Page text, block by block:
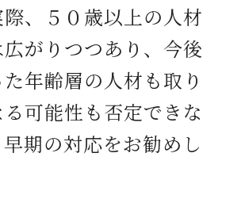
５０歳以上の人材
がりつつあり、今後
年齢層の人材も取り
可能性も否定できな
期の対応をお勧めし